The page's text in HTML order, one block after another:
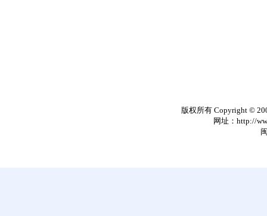
版权所有 Copyright ©
网址：http://